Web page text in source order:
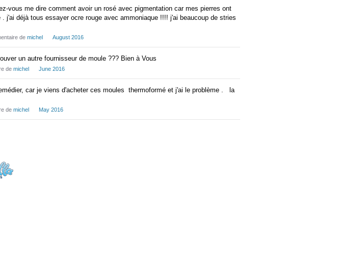
vous me dire comment avoir un rosé avec pigmentation car mes pierres ont
j'ai déjà tous essayer ocre rouge avec ammoniaque !!!! j'ai beaucoup de stries
de michel August 2016
un autre fournisseur de moule ??? Bien à Vous
de michel June 2016
car je viens d'acheter ces moules thermoformé et j'ai le problème . la
de michel May 2016